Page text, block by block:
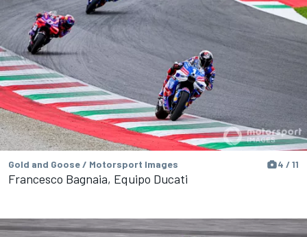
Gold and Goose / Motorsport Images 4 / 11
Francesco Bagnaia, Equipo Ducati